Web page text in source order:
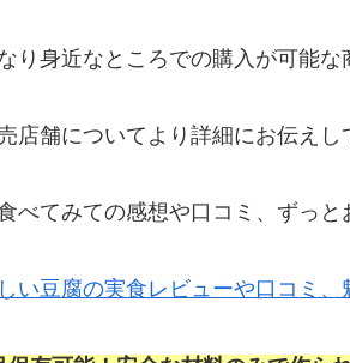
り身近なところでの購入が可能な
店舗についてより詳細にお伝えし
べてみての感想や口コミ、ずっ
い豆腐の実食レビューや口コミ、